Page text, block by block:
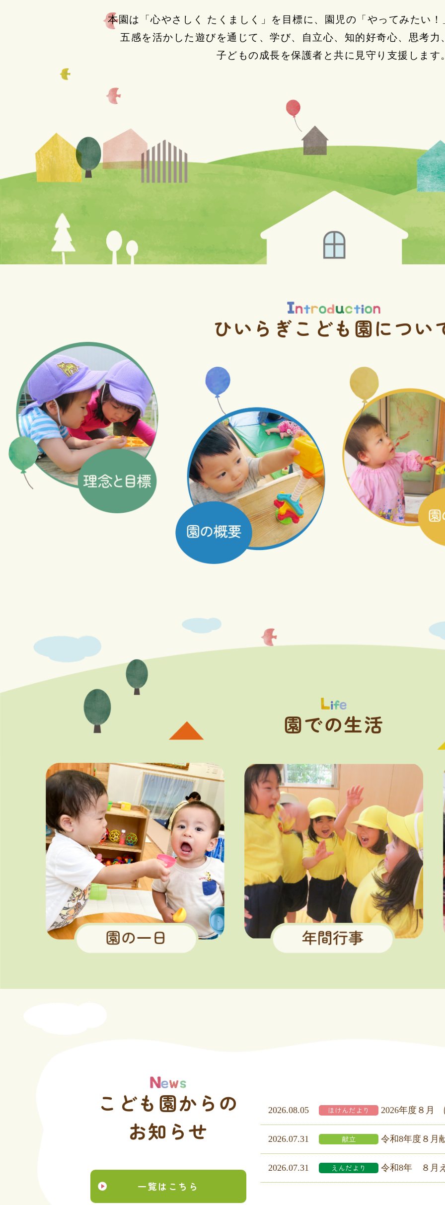
本園は「心やさしく たくましく」を目標に、
園児の「やってみたい
五感を活かした遊びを通じて、 学び、自立心、知的好奇心、 思考力
子どもの成長を保護者と共に見守り支援します
ひいらぎこども園につい
園での生活
こども園からの
お知らせ
一覧はこちら
2026.08.05 ほけんだより 2026年度８月
2026.07.31 献立 令和8年度８月
2026.07.31 えんだより 令和8年 ８月